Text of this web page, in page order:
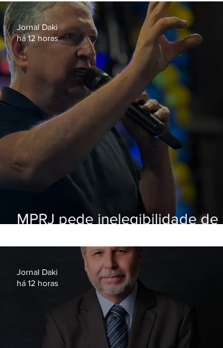
MPRJ pede inelegibilidade de
Jornal Daki
há 12 horas
Jornal Daki
há 12 horas